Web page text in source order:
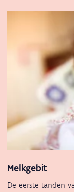
Melkgebit
De eerste tanden